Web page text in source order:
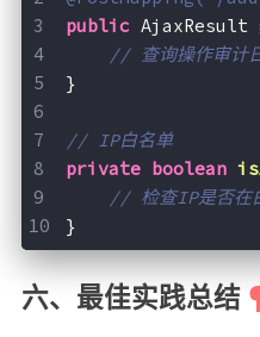
public AjaxResult
// 查询操作审计
}
// IP白名单
private boolean
// 检查IP是否在
}
六、最佳实践总结